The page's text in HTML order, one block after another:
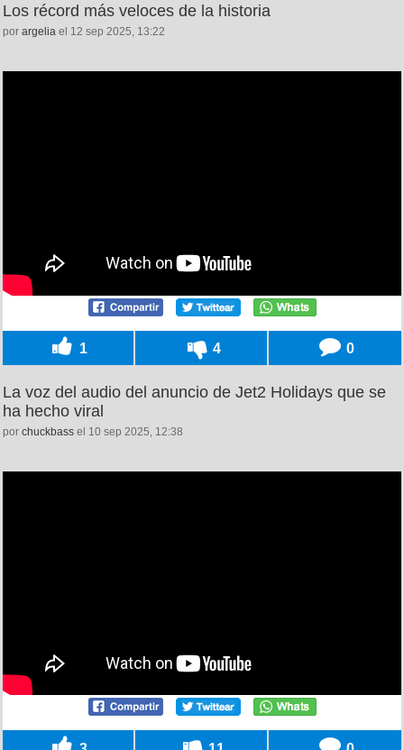
Los récord más veloces de la historia
por argelia el 12 sep 2025, 13:22
1 4 0
La voz del audio del anuncio de Jet2 Holidays que se
ha hecho viral
por chuckbass el 10 sep 2025, 12:38